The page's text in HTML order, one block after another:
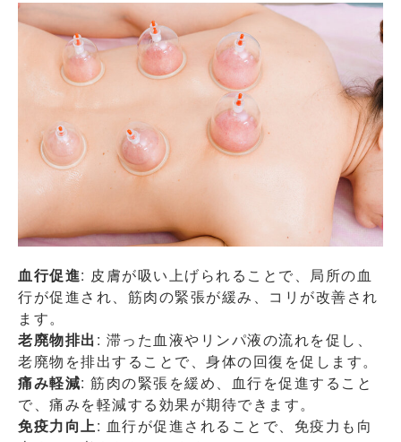
血行促進: 皮膚が吸い上げられることで、局所の血
行が促進され、筋肉の緊張が緩み、コリが改善され
ます。
老廃物排出: 滞った血液やリンパ液の流れを促し、
老廃物を排出することで、身体の回復を促します。
痛み軽減: 筋肉の緊張を緩め、血行を促進すること
で、痛みを軽減する効果が期待できます。
免疫力向上: 血行が促進されることで、免疫力も向